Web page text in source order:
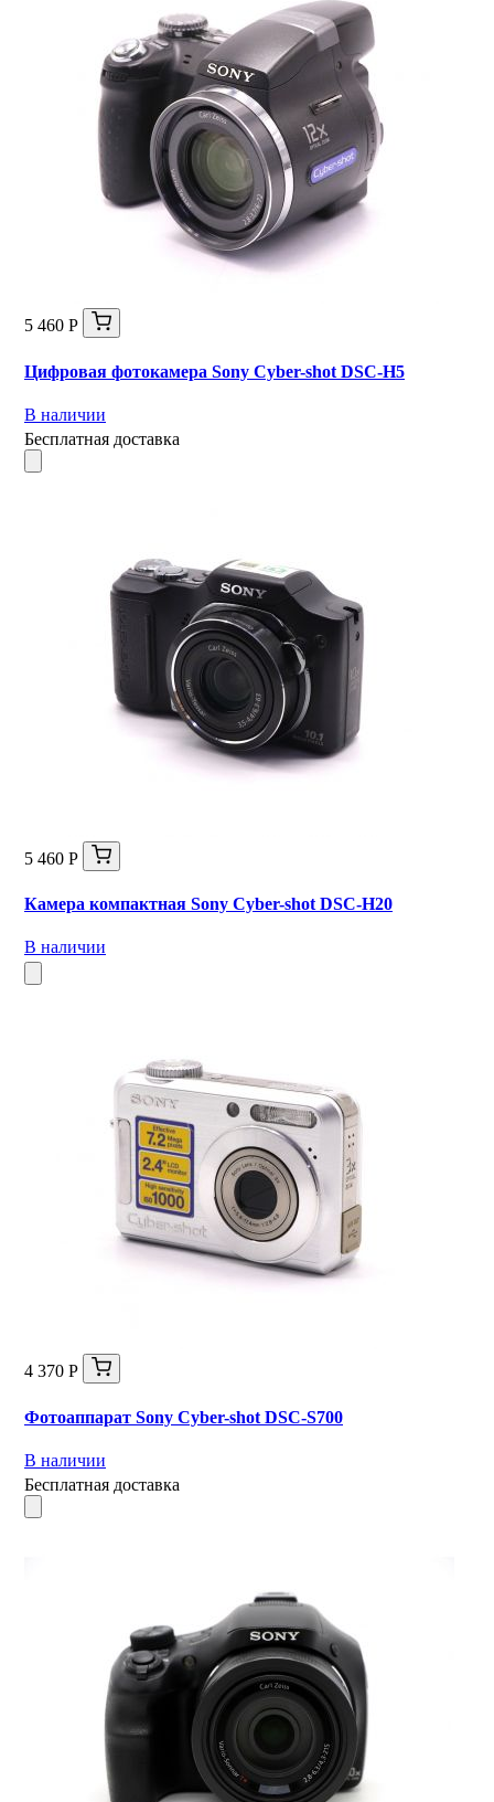
5 460 Р
Цифровая фотокамера Sony Cyber-shot DSC-H5
В наличии
Бесплатная доставка
5 460 Р
Камера компактная Sony Cyber-shot DSC-H20
В наличии
4 370 Р
Фотоаппарат Sony Cyber-shot DSC-S700
В наличии
Бесплатная доставка